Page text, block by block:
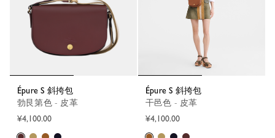
Épure S 斜挎包
勃艮第色 - 皮革
¥4,100.00
Épure S 斜挎包
干邑色 - 皮革
¥4,100.00